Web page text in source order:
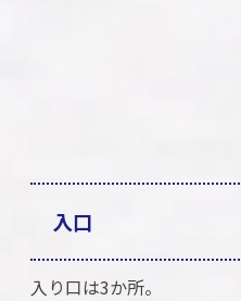
入口
入り口は3か所。